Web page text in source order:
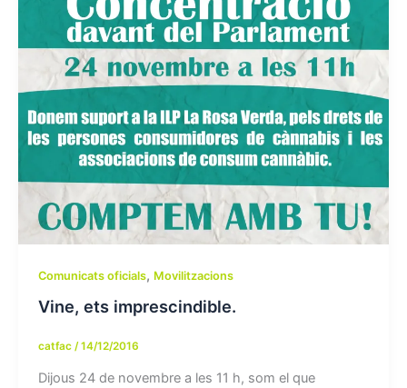
Comunicats oficials, Movilitzacions
Vine, ets imprescindible.
catfac /14/12/2016
Dijous 24 de novembre a les 11 h, som el que